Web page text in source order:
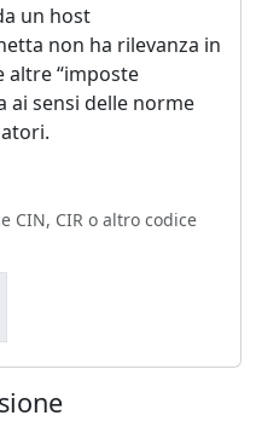
un host
non ha rilevanza in
altre “imposte
ai sensi delle norme
CIN, CIR o altro codice